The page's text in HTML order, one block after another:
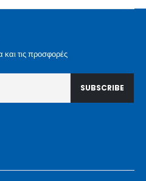
και τις προσφορές